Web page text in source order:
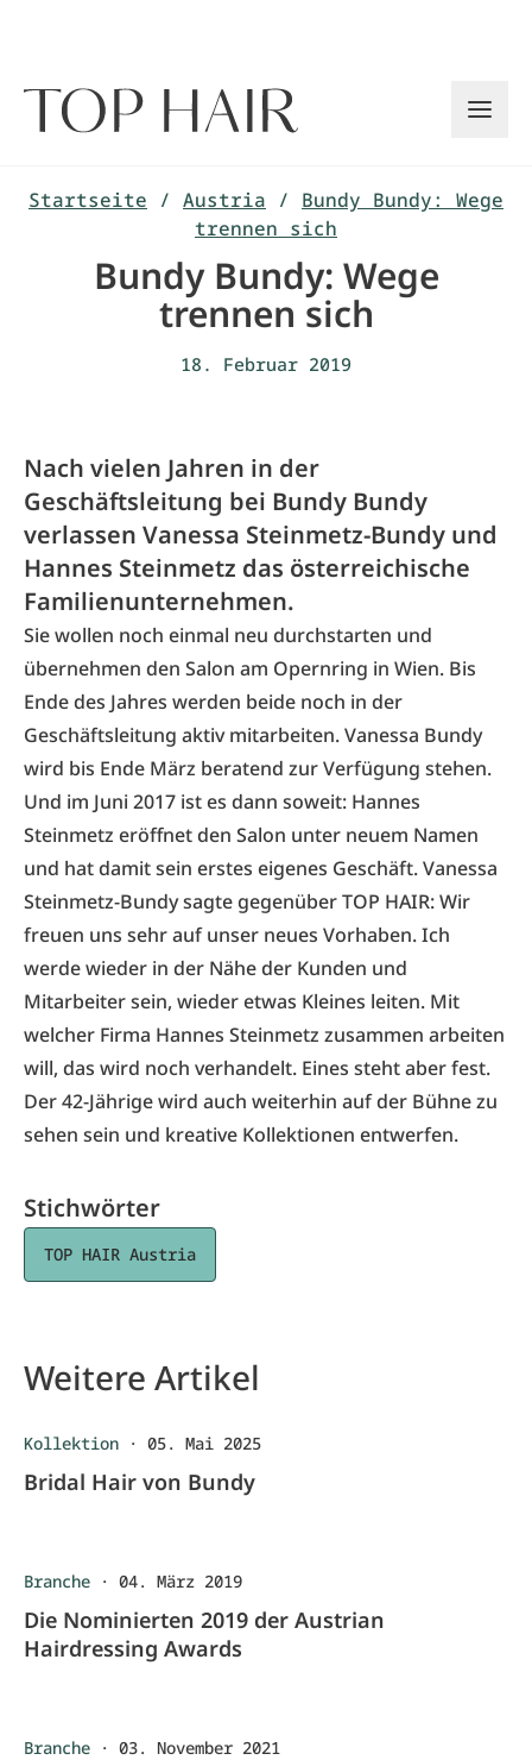
Startseite / Austria / Bundy Bundy: Wege
trennen sich
Bundy Bundy: Wege
trennen sich
18. Februar 2019
Nach vielen Jahren in der
Geschäftsleitung bei Bundy Bundy
verlassen Vanessa Steinmetz-Bundy und
Hannes Steinmetz das österreichische
Familienunternehmen.
Sie wollen noch einmal neu durchstarten und
übernehmen den Salon am Opernring in Wien. Bis
Ende des Jahres werden beide noch in der
Geschäftsleitung aktiv mitarbeiten. Vanessa Bundy
wird bis Ende März beratend zur Verfügung stehen.
Und im Juni 2017 ist es dann soweit: Hannes
Steinmetz eröffnet den Salon unter neuem Namen
und hat damit sein erstes eigenes Geschäft. Vanessa
Steinmetz-Bundy sagte gegenüber TOP HAIR: Wir
freuen uns sehr auf unser neues Vorhaben. Ich
werde wieder in der Nähe der Kunden und
Mitarbeiter sein, wieder etwas Kleines leiten. Mit
welcher Firma Hannes Steinmetz zusammen arbeiten
will, das wird noch verhandelt. Eines steht aber fest.
Der 42-Jährige wird auch weiterhin auf der Bühne zu
sehen sein und kreative Kollektionen entwerfen.
Stichwörter
TOP HAIR Austria
Weitere Artikel
Kollektion · 05. Mai 2025
Bridal Hair von Bundy
Branche · 04. März 2019
Die Nominierten 2019 der Austrian
Hairdressing Awards
Branche · 03. November 2021